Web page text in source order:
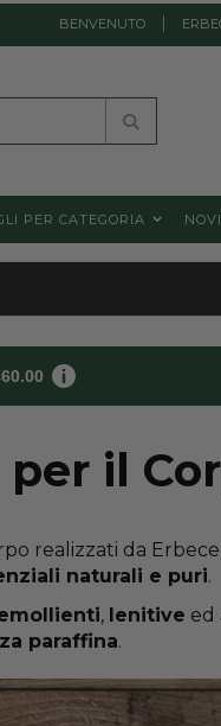
BENVENUTO
PER CATEGORIA
per il
realizzati da
naturali e puri.
, lenitive ed
paraffina.